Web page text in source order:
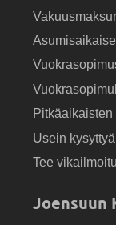
Usein kysyttyä
Tee
Joensuun